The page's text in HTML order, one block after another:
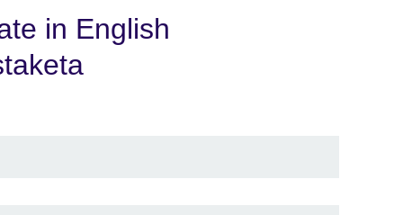
in English